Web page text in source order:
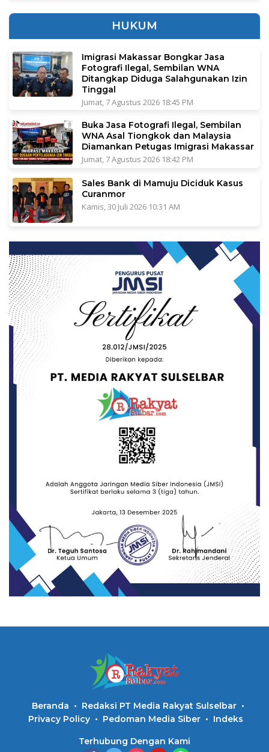
HUKUM
Imigrasi Makassar Bongkar Jasa
Fotografi Ilegal, Sembilan WNA
Ditangkap Diduga Salahgunakan Izin
Tinggal
Jumat, 7 Agustus 2026 18:45 PM
Buka Jasa Fotografi Ilegal, Sembilan
WNA Asal Tiongkok dan Malaysia
Diamankan Petugas Imigrasi Makassar
Jumat, 7 Agustus 2026 18:42 PM
Sales Bank di Mamuju Diciduk Kasus
Curanmor
Kamis, 30 Juli 2026 10:31 AM
Beranda
Redaksi PT Media Rakyat Sulselbar
Privacy Policy
Pedoman Media Siber Indeks
Terhubung Dengan Kami